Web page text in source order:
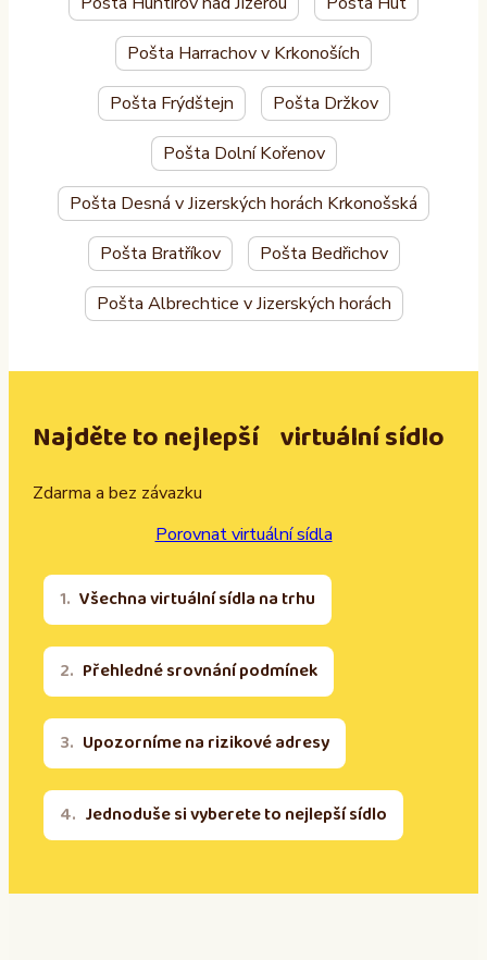
Pošta Harrachov v Krkonoších
Pošta Frýdštejn Pošta Držkov
Pošta Dolní Kořenov
Pošta Desná v Jizerských horách Krkonošská
Pošta Bratříkov Pošta Bedřichov
Pošta Albrechtice v Jizerských horách
Najděte to nejlepší virtuální sídlo
Zdarma a bez závazku
Porovnat virtuální sídla
Všechna virtuální sídla na trhu
Přehledné srovnání podmínek
Upozorníme na rizikové adresy
Jednoduše si vyberete to nejlepší sídlo